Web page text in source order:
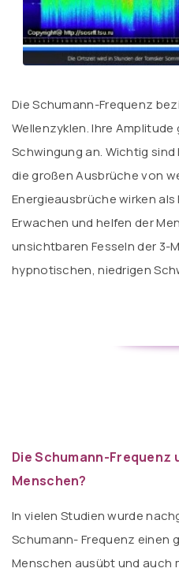
Die Schumann-Frequenz
Wellenzyklen. Ihre Amplitude
Schwingung an. Wichtig sind
die großen Ausbrüche von
Energieausbrüche wirken
Erwachen und helfen der
unsichtbaren Fesseln der 3-
hypnotischen, niedrigen
Die Schumann-Frequenz
Menschen?
In vielen Studien wurde
Schumann- Frequenz einen
Menschen ausübt und auch